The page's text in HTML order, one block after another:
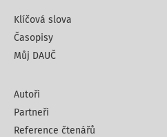
Klíčová slova
Časopisy
Můj DAUČ
Autoři
Partneři
Reference čtenářů